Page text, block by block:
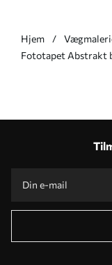
Hjem
Fototapet Abstrakt